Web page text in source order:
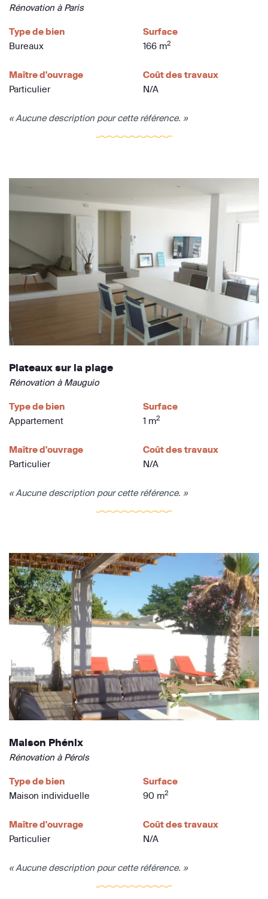
Rénovation à Paris
Type de bien
Bureaux
Surface
166 m2
Maître d'ouvrage
Particulier
Coût des travaux
N/A
« Aucune description pour cette référence. »
Plateaux sur la plage
Rénovation à Mauguio
Type de bien
Appartement
Surface
1 m2
Maître d'ouvrage
Particulier
Coût des travaux
N/A
« Aucune description pour cette référence. »
Maison Phénix
Rénovation à Pérols
Type de bien
Maison individuelle
Surface
90 m2
Maître d'ouvrage
Particulier
Coût des travaux
N/A
« Aucune description pour cette référence. »